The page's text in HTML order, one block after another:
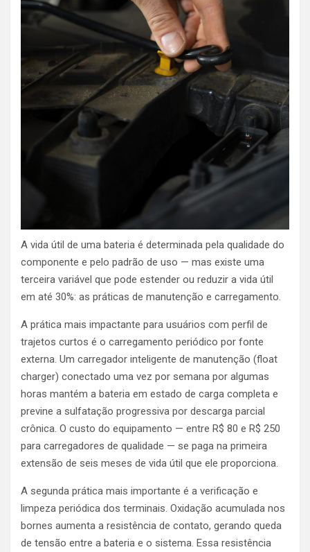
A vida útil de uma bateria é determinada pela qualidade do
componente e pelo padrão de uso — mas existe uma
terceira variável que pode estender ou reduzir a vida útil
em até 30%: as práticas de manutenção e carregamento.
A prática mais impactante para usuários com perfil de
trajetos curtos é o carregamento periódico por fonte
externa. Um carregador inteligente de manutenção (float
charger) conectado uma vez por semana por algumas
horas mantém a bateria em estado de carga completa e
previne a sulfatação progressiva por descarga parcial
crônica. O custo do equipamento — entre R$ 80 e R$ 250
para carregadores de qualidade — se paga na primeira
extensão de seis meses de vida útil que ele proporciona.
A segunda prática mais importante é a verificação e
limpeza periódica dos terminais. Oxidação acumulada nos
bornes aumenta a resistência de contato, gerando queda
de tensão entre a bateria e o sistema. Essa resistência